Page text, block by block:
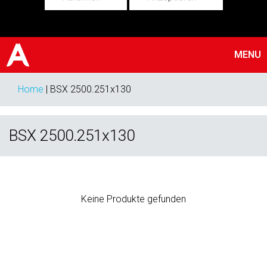
MENU
Home | BSX 2500.251x130
BSX 2500.251x130
Keine Produkte gefunden